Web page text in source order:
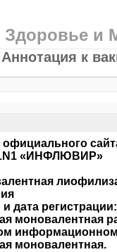
Здоровье и
Аннотация к
«ИНФЛЮВИР»
дата
моновалентная.